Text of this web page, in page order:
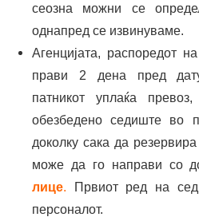
сеозна можни се
однапред се извинуваме.
Агенцијата, распоредот
прави 2 дена пред
патникот уплаќа
обезбедено седиште во
доколку сака да
може да го направи со
лице. Првиот ред на
персоналот.